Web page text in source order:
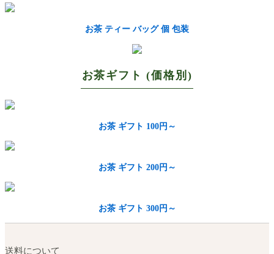
お茶 ティー バッグ 個 包装
お茶ギフト (価格別)
お茶 ギフト 100円～
お茶 ギフト 200円～
お茶 ギフト 300円～
送料について